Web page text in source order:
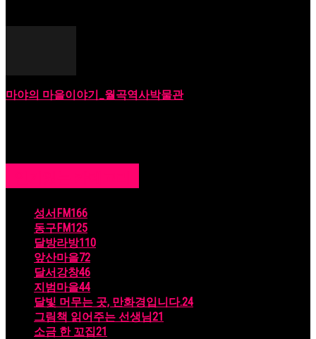
마야의 마을이야기_월곡역사박물관
성서FM166
동구FM125
달방라방110
앞산마을72
달서강창46
지범마을44
달빛 머무는 곳, 만화경입니다.24
그림책 읽어주는 선생님21
소금 한 꼬집21